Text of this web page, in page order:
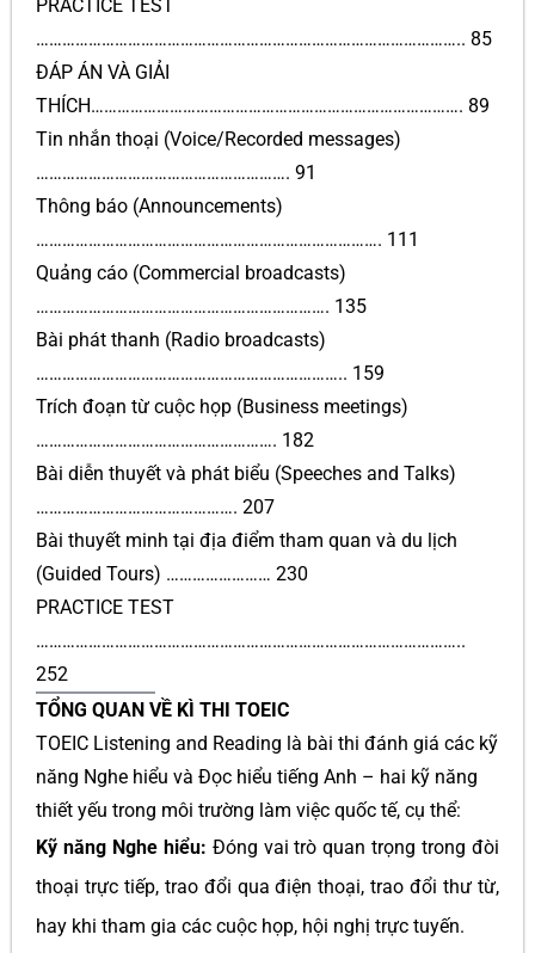
PRACTICE TEST
…………………………………………………………………………………….. 85
ĐÁP ÁN VÀ GIẢI
THÍCH…………………………………………………………………………. 89
Tin nhắn thoại (Voice/Recorded messages)
…………………………………………………. 91
Thông báo (Announcements)
……………………………………………………………………. 111
Quảng cáo (Commercial broadcasts)
…………………………………………………………. 135
Bài phát thanh (Radio broadcasts)
…………………………………………………………….. 159
Trích đoạn từ cuộc họp (Business meetings)
………………………………………………. 182
Bài diễn thuyết và phát biểu (Speeches and Talks)
………………………………………. 207
Bài thuyết minh tại địa điểm tham quan và du lịch
(Guided Tours) …………………… 230
PRACTICE TEST
……………………………………………………………………………………..
252
TỔNG QUAN VỀ KÌ THI TOEIC
TOEIC Listening and Reading là bài thi đánh giá các kỹ
năng Nghe hiểu và Đọc hiểu tiếng Anh – hai kỹ năng
thiết yếu trong môi trường làm việc quốc tế, cụ thể:
Kỹ năng Nghe hiểu: Đóng vai trò quan trọng trong đòi
thoại trực tiếp, trao đổi qua điện thoại, trao đổi thư từ,
hay khi tham gia các cuộc họp, hội nghị trực tuyến.